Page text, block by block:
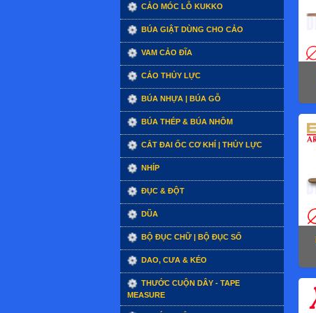
CẢO MÓC LỖ KUKKO
BÚA GIẬT DÙNG CHO CẢO
VAM CẢO ĐĨA
CẢO THỦY LỰC
BÚA NHỰA | BÚA GỖ
BÚA THÉP & BÚA NHÔM
CẮT ĐAI ỐC CƠ KHÍ | THỦY LỰC
NHÍP
ĐỤC & ĐỘT
DŨA
BỘ ĐỤC CHỮ | BỘ ĐỤC SỐ
DAO, CƯA & KÉO
THƯỚC CUỘN DÂY - TAPE
MEASURE